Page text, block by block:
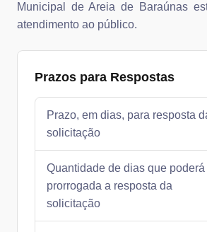
Municipal de Areia de Baraúnas
atendimento ao público.
Prazos para Respostas
Prazo, em dias, para resposta
solicitação
Quantidade de dias que poderá
prorrogada a resposta da
solicitação